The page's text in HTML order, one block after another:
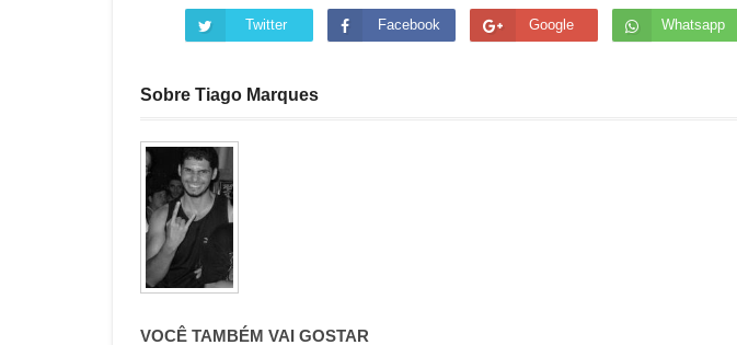
Twitter Facebook Google Whatsapp
Sobre Tiago Marques
VOCÊ TAMBÉM VAI GOSTAR